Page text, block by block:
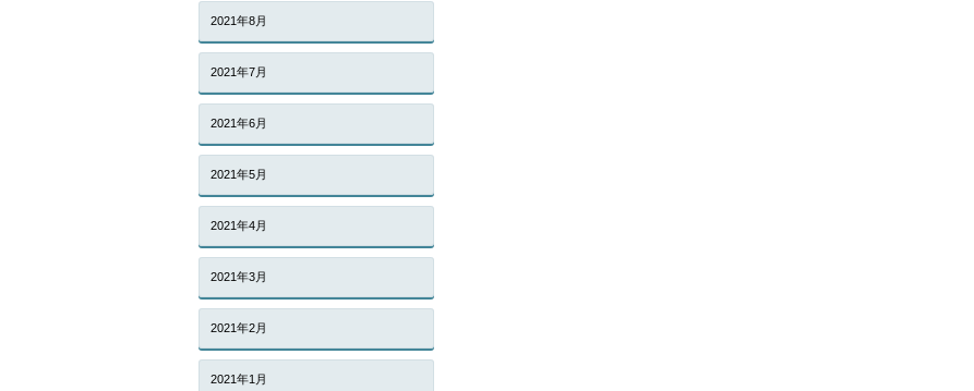
2021年8月
2021年7月
2021年6月
2021年5月
2021年4月
2021年3月
2021年2月
2021年1月